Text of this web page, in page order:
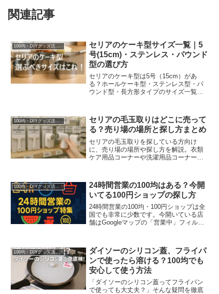
関連記事
セリアのケーキ型サイズ一覧｜5
号(15cm)・ステンレス・パウンド
型の選び方
セリアのケーキ型は5号（15cm）があ
る？ホールケーキ型・ステンレス型・パ
ウンド型・長方形タイプのサイズ一覧を
す。
100均・DIYグッズ活用術
セリアの毛玉取りはどこに売って
る？売り場の場所と探し方まとめ
セリアの毛玉取りを探している方向け
に、売り場の場所や探し方を解説。衣類
ケア用品コーナーや洗濯用品コーナーの
100均・DIYグッズ活用術
24時間営業の100均はある？今開
いてる100円ショップの探し方
24時間営業の100均・100円ショップは全
国でも非常に少数です。今開いている店
舗はGoogleマップの「営業中」フィルタ
ャンドゥの営業時間も解説します。
100均・DIYグッズ活用術
ダイソーのシリコン蓋、フライパ
ンで使ったら溶ける？100均でも
安心して使う方法
「ダイソーのシリコン蓋ってフライパン
で使っても大丈夫？」そんな疑問を徹底